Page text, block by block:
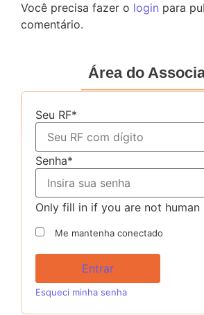
Você precisa fazer o login para
comentário.
Área do
Seu RF*
Senha*
Only fill in if you are not human
Me mantenha conectado
Esqueci minha senha